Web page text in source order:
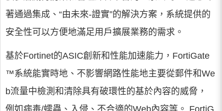
著通過集成、“由未來-證實”的解決方案，系統提供的
安全性可以方便地滿足用戶擴展業務的需求。
基於Fortinet的ASIC創新和性能加速能力，FortiGate
™系統能實時地、不影響網路性能地主要從郵件和We
b流量中檢測和清除具有破環性的基於內容的威脅，
例如病毒/蠕蟲、入侵、不合適的Web內容等。 FortiG